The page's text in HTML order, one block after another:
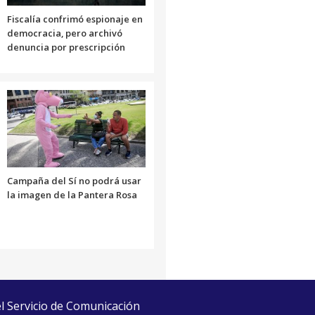
Fiscalía confrimó espionaje en
democracia, pero archivó
denuncia por prescripción
Campaña del Sí no podrá usar
la imagen de la Pantera Rosa
de Comunicación